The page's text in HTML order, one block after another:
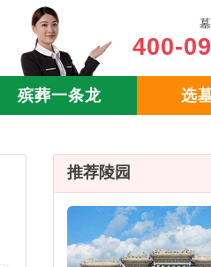
400-
殡葬一条龙 选
推荐陵园